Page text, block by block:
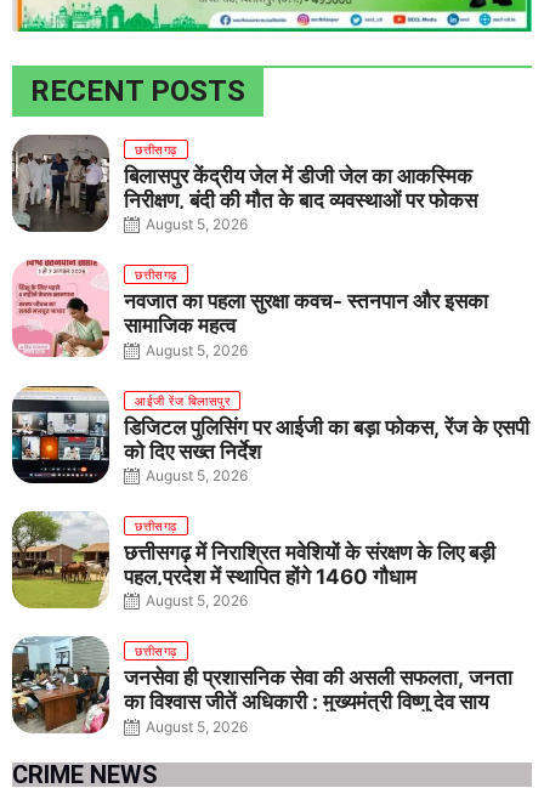
RECENT POSTS
छत्तीसगढ़
बिलासपुर केंद्रीय जेल में डीजी जेल का आकस्मिक
निरीक्षण, बंदी की मौत के बाद व्यवस्थाओं पर फोकस
August 5, 2026
छत्तीसगढ़
नवजात का पहला सुरक्षा कवच- स्तनपान और इसका
सामाजिक महत्व
August 5, 2026
आईजी रेंज बिलासपुर
डिजिटल पुलिसिंग पर आईजी का बड़ा फोकस, रेंज के एसपी
को दिए सख्त निर्देश
August 5, 2026
छत्तीसगढ़
छत्तीसगढ़ में निराश्रित मवेशियों के संरक्षण के लिए बड़ी
पहल,प्रदेश में स्थापित होंगे 1460 गौधाम
August 5, 2026
छत्तीसगढ़
जनसेवा ही प्रशासनिक सेवा की असली सफलता, जनता
का विश्वास जीतें अधिकारी : मुख्यमंत्री विष्णु देव साय
August 5, 2026
CRIME NEWS